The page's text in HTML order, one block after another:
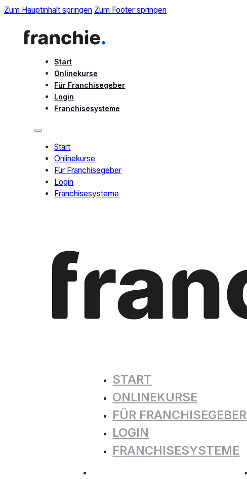
Zum Hauptinhalt springen Zum Footer springen
Start
Onlinekurse
Für Franchisegeber
Login
Franchisesysteme
Start
Onlinekurse
Für Franchisegeber
Login
Franchisesysteme
START
ONLINEKURSE
FÜR FRANCHISEGEBER
LOGIN
FRANCHISESYSTEME